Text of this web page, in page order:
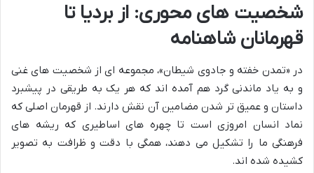
شخصیت های محوری: از بردیا تا
قهرمانان شاهنامه
در «تمدن خفته و جادوی شیطان»، مجموعه ای از شخصیت های غنی
و به یاد ماندنی گرد هم آمده اند که هر یک به طریقی در پیشبرد
داستان و عمیق تر شدن مضامین آن نقش دارند. از قهرمان اصلی که
نماد انسان امروزی است تا چهره های اساطیری که ریشه های
فرهنگی ما را تشکیل می دهند، همگی با دقت و ظرافت به تصویر
کشیده شده اند.